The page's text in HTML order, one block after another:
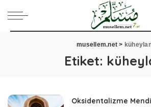
musellem.net >
Etiket:
Oksidentalizme